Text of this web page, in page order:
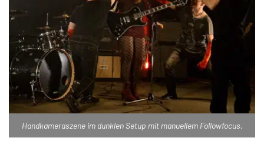
Handkameraszene im dunklen Setup mit manuellem Followfocus.